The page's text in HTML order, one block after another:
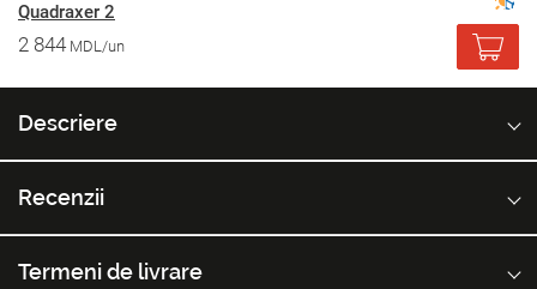
Quadraxer 2
2 844 MDL/un
Descriere
Recenzii
Termeni de livrare